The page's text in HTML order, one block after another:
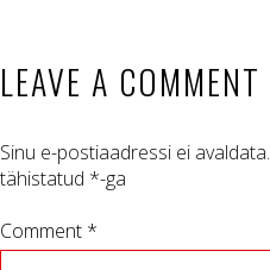
LEAVE A COMMENT
Sinu e-postiaadressi ei avaldata.
tähistatud *-ga
Comment *